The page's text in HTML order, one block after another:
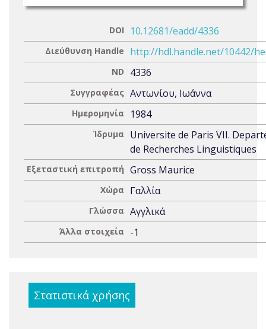
DOI 10.12681/eadd/4336
Διεύθυνση Handle http://hdl.handle.net/10442/
ND 4336
Συγγραφέας Αντωνίου, Ιωάννα
Ημερομηνία 1984
Ίδρυμα
Universite de Paris VII.
de Recherches Linguistiques
Εξεταστική επιτροπή Gross Maurice
Χώρα Γαλλία
Γλώσσα Αγγλικά
Άλλα στοιχεία -1
Στατιστικά χρήσης